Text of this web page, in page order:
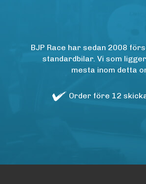
BJP Race har sedan 2008
standardbilar. Vi som
mesta inom detta
Order före 12